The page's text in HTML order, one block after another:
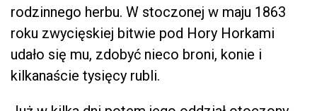
rodzinnego herbu. W stoczonej w maju 1863
roku zwycięskiej bitwie pod Hory Horkami
udało się mu, zdobyć nieco broni, konie i
kilkanaście tysięcy rubli.